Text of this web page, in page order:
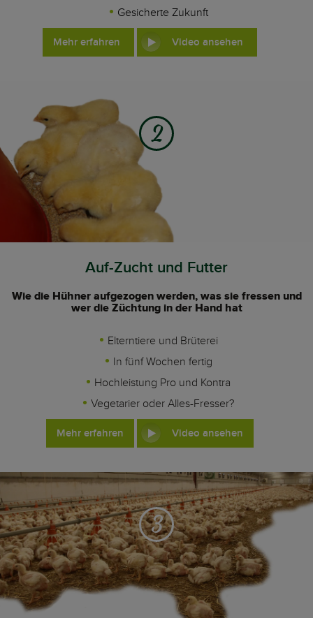
Gesicherte Zukunft
Mehr erfahren Video ansehen
2
Auf-Zucht und Futter
Wie die Hühner aufgezogen werden, was sie fressen und
wer die Züchtung in der Hand hat
Elterntiere und Brüterei
In fünf Wochen fertig
Hochleistung Pro und Kontra
Vegetarier oder Alles-Fresser?
Mehr erfahren Video ansehen
3